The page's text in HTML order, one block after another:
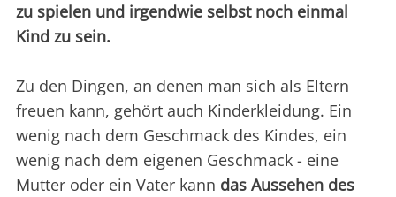
zu spielen und irgendwie selbst noch einmal
Kind zu sein.
Zu den Dingen, an denen man sich als Eltern
freuen kann, gehört auch Kinderkleidung. Ein
wenig nach dem Geschmack des Kindes, ein
wenig nach dem eigenen Geschmack - eine
Mutter oder ein Vater kann das Aussehen des